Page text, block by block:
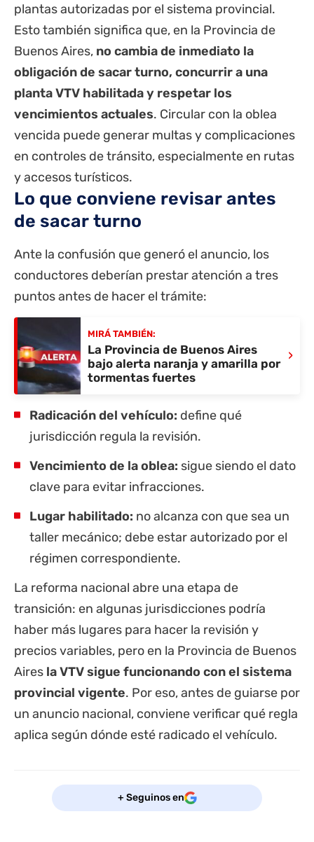
plantas autorizadas por el sistema provincial.
Esto también significa que, en la Provincia de
Buenos Aires, no cambia de inmediato la
obligación de sacar turno, concurrir a una
planta VTV habilitada y respetar los
vencimientos actuales. Circular con la oblea
vencida puede generar multas y complicaciones
en controles de tránsito, especialmente en rutas
y accesos turísticos.
Lo que conviene revisar antes
de sacar turno
Ante la confusión que generó el anuncio, los
conductores deberían prestar atención a tres
puntos antes de hacer el trámite:
MIRÁ TAMBIÉN:
La Provincia de Buenos Aires
bajo alerta naranja y amarilla por
tormentas fuertes
›
Radicación del vehículo: define qué
jurisdicción regula la revisión.
Vencimiento de la oblea: sigue siendo el dato
clave para evitar infracciones.
Lugar habilitado: no alcanza con que sea un
taller mecánico; debe estar autorizado por el
régimen correspondiente.
La reforma nacional abre una etapa de
transición: en algunas jurisdicciones podría
haber más lugares para hacer la revisión y
precios variables, pero en la Provincia de Buenos
Aires la VTV sigue funcionando con el sistema
provincial vigente. Por eso, antes de guiarse por
un anuncio nacional, conviene verificar qué regla
aplica según dónde esté radicado el vehículo.
+ Seguinos en